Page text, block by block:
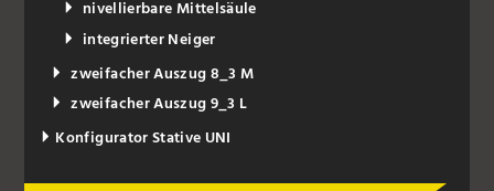
nivellierbare Mittelsäule
integrierter Neiger
zweifacher Auszug 8_3 M
zweifacher Auszug 9_3 L
Konfigurator Stative UNI